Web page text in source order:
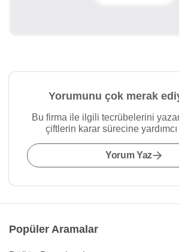
Yorumunu çok merak
Bu firma ile ilgili tecrübelerini
çiftlerin karar sürecine
Yorum Yaz
Popüler Aramalar